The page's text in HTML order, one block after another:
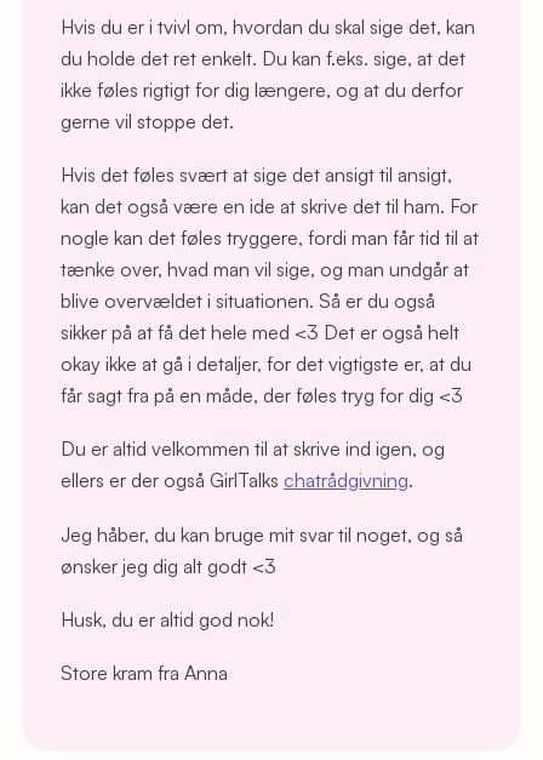
Hvis du er i tvivl om, hvordan du skal sige det, kan
du holde det ret enkelt. Du kan f.eks. sige, at det
ikke føles rigtigt for dig længere, og at du derfor
gerne vil stoppe det.
Hvis det føles svært at sige det ansigt til ansigt,
kan det også være en ide at skrive det til ham. For
nogle kan det føles tryggere, fordi man får tid til at
tænke over, hvad man vil sige, og man undgår at
blive overvældet i situationen. Så er du også
sikker på at få det hele med <3 Det er også helt
okay ikke at gå i detaljer, for det vigtigste er, at du
får sagt fra på en måde, der føles tryg for dig <3
Du er altid velkommen til at skrive ind igen, og
ellers er der også GirlTalks chatrådgivning.
Jeg håber, du kan bruge mit svar til noget, og så
ønsker jeg dig alt godt <3
Husk, du er altid god nok!
Store kram fra Anna